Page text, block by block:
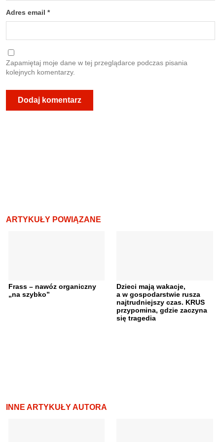
Adres email *
Zapamiętaj moje dane w tej przeglądarce podczas pisania
kolejnych komentarzy.
ARTYKUŁY POWIĄZANE
Frass – nawóz organiczny
„na szybko”
Dzieci mają wakacje,
a w gospodarstwie rusza
najtrudniejszy czas. KRUS
przypomina, gdzie zaczyna
się tragedia
INNE ARTYKUŁY AUTORA